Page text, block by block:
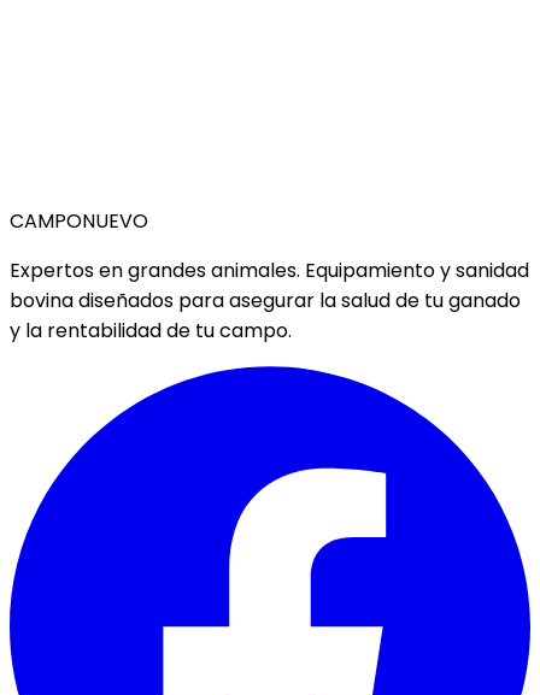
CAMPONUEVO
Expertos en grandes animales. Equipamiento y sanidad
bovina diseñados para asegurar la salud de tu ganado
y la rentabilidad de tu campo.